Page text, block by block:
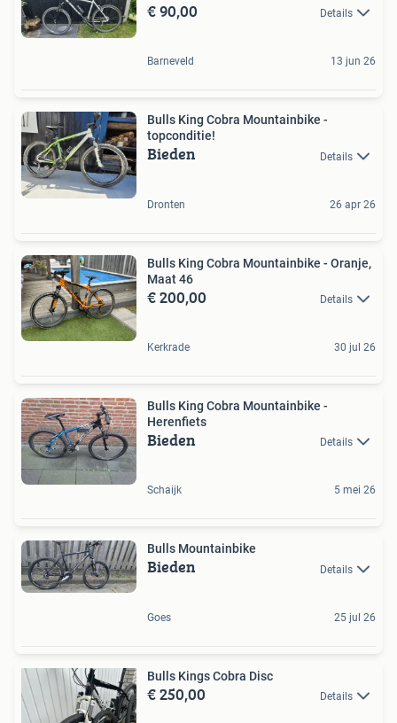
€ 90,00 Details
Barneveld 13 jun 26
Bulls King Cobra Mountainbike -
topconditie!
Bieden Details
Dronten 26 apr 26
Bulls King Cobra Mountainbike - Oranje,
Maat 46
€ 200,00 Details
Kerkrade 30 jul 26
Bulls King Cobra Mountainbike -
Herenfiets
Bieden Details
Schaijk 5 mei 26
Bulls Mountainbike
Bieden Details
Goes 25 jul 26
Bulls Kings Cobra Disc
€ 250,00 Details